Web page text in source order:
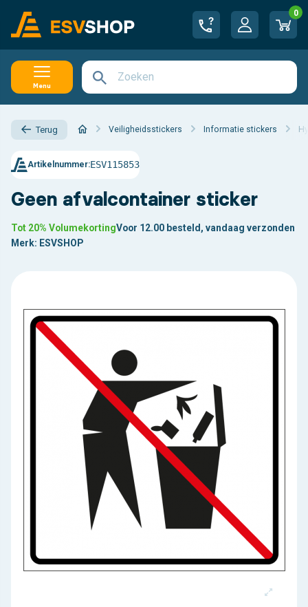
0
Menu
Terug Veiligheidsstickers Informatie stickers
Geen afvalcontainer sticker
Artikelnummer:ESV115853
Tot 20% VolumekortingVoor 12.00 besteld, vandaag verzonden
Merk: ESVSHOP